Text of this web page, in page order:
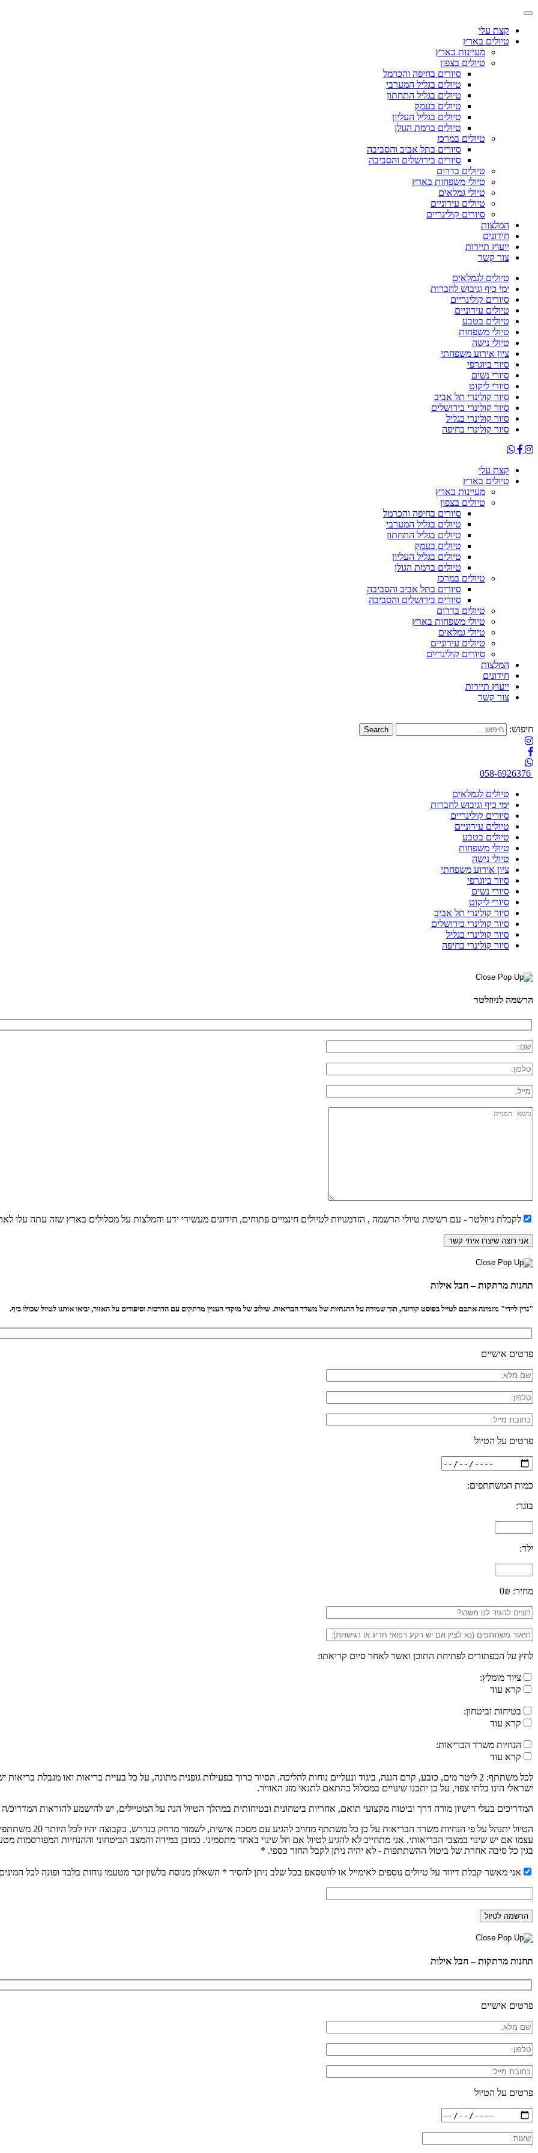
קצת עלי
טיולים בארץ
מעיינות בארץ
טיולים בצפון
סיורים בחיפה והכרמל
טיולים בגליל המערבי
טיולים בגליל התחתון
טיולים בעמק
טיולים בגליל העליון
טיולים ברמת הגולן
טיולים במרכז
סיורים בתל אביב והסביבה
סיורים בירושלים והסביבה
טיולים בדרום
טיולי משפחות בארץ
טיולי גמלאים
טיולים עירוניים
סיורים קולינריים
המלצות
חידונים
ייעוץ תיירות
צור קשר
טיולים לגמלאים
ימי כיף וגיבוש לחברות
סיורים קולינריים
טיולים עירוניים
טיולים בטבע
טיולי משפחות
טיולי נישה
ציון אירוע משפחתי
סיור ביוגרפי
סיורי נשים
סיורי ליקוט
סיור קולינרי תל אביב
סיור קולינרי בירושלים
סיור קולינרי בגליל
סיור קולינרי בחיפה
קצת עלי
טיולים בארץ
מעיינות בארץ
טיולים בצפון
סיורים בחיפה והכרמל
טיולים בגליל המערבי
טיולים בגליל התחתון
טיולים בעמק
טיולים בגליל העליון
טיולים ברמת הגולן
טיולים במרכז
סיורים בתל אביב והסביבה
סיורים בירושלים והסביבה
טיולים בדרום
טיולי משפחות בארץ
טיולי גמלאים
טיולים עירוניים
סיורים קולינריים
המלצות
חידונים
ייעוץ תיירות
צור קשר
חיפוש:
058-6926376
טיולים לגמלאים
ימי כיף וגיבוש לחברות
סיורים קולינריים
טיולים עירוניים
טיולים בטבע
טיולי משפחות
טיולי נישה
ציון אירוע משפחתי
סיור ביוגרפי
סיורי נשים
סיורי ליקוט
סיור קולינרי תל אביב
סיור קולינרי בירושלים
סיור קולינרי בגליל
סיור קולינרי בחיפה
הרשמה לניוזלטר
לקבלת ניוזלטר - עם רשימת טיולי הרשמה , הזדמנויות לטיולים חינמיים פתוחים, חידונים מעשירי ידע והמלצות על מסלולים בארץ שזה עתה עלו
תחנות מרתקות – חבל אילות
"גרין ליידי" מזמינה אתכם לטייל בפוסט קורונה, תוך שמירה על ההנחיות של משרד הבריאות. שילוב של מוקדי העניין מרתקים עם הדרכות וסיפורים על האזור, יביאו אותנו לטיול שכולו כיף.
פרטים אישיים
פרטים על הטיול
כמות המשתתפים:
בוגר:
ילד:
מחיר: 0₪
לחץ על הכפתורים לפתיחת התוכן ואשר לאחר סיום קריאתו:
ציוד מומלץ:
קרא עוד
בטיחות וביטחון:
קרא עוד
הנחיות משרד הבריאות:
קרא עוד
לכל משתתף: 2 ליטר מים, כובע, קרם הגנה, ביגוד ונעליים נוחות להליכה. הסיור כרוך בפעילות גופנית מתונה, על כל בעיית בריאות ואו
ישראלי הינו בלתי צפוי, על כן יתכנו שינויים במסלול בהתאם לתנאי מזג האוויר.
המדריכים בעלי רישיון מורה דרך וביטוח מקצועי תואם, אחריות ביטחונית ובטיחותית במהלך הטיול הנה על המטיילים, יש להישמע להוראות המדריכ/ה
הטיול יתנהל על פי
עצמו אם יש שינוי במצבי הבריאותי. אני מתחייב לא להגיע לטיול אם חל שינוי באחד מתסמיני. כמובן במידה והמצב הביטחוני וההנחיות המפורסמות
בגין כל סיבה אחרת של ביטול ההשתתפות - לא יהיה ניתן לקבל החזר כספי. *
אני מאשר קבלת דיוור על טיולים נוספים לאימייל או לווטסאפ בכל שלב ניתן להסיר * השאלון מנוסח בלשון זכר מטעמי נוחות בלבד ופונה לכל
תחנות מרתקות – חבל אילות
פרטים אישיים
פרטים על הטיול